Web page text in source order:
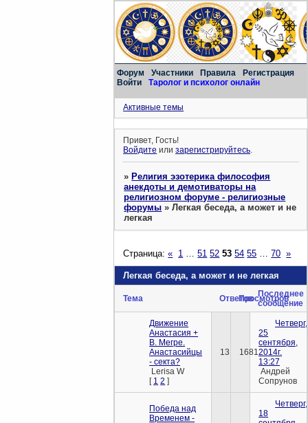
Форум Участники Правила
Регистрация
Войти
Таролог и психолог онлайн
Активные темы
Привет, Гость!
Войдите илизарегистрируйтесь.
»Религия эзотерика философия
анекдоты и демотиваторы на
религиозном форуме - религиозные
форумы »Легкая беседа, а может и не
легкая
Легкая беседа, а может и не легкая
Страница:« 1 51 52 53 54 55 70 »
Тема ОтветовПросмотров
Последнее
сообщение
Движение
Анастасия +
В. Мегре.
Анастасийцы
- секта?
Lerisa W
[ 1 2 ]
13 1681
Четверг,
25
сентября,
2014г.
13:27
Андрей
Сопрунов
Победа над
Временем -
Четверг,
18